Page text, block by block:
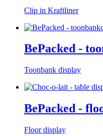
Clip in Kraftliner
BePacked -
Toonbank display
BePacked -
Floor display